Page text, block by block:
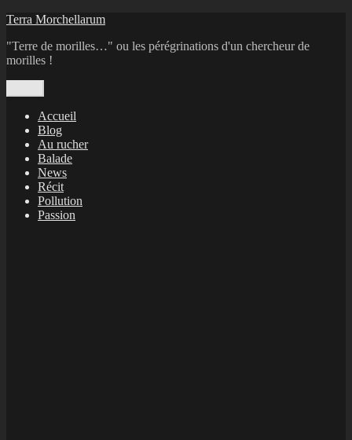
Aller
contenu
Terra Morchellarum
"Terre de morilles…" ou les pérégrinations d'un chercheur de
morilles !
Accueil
Blog
Au rucher
Balade
News
Récit
Pollution
Passion